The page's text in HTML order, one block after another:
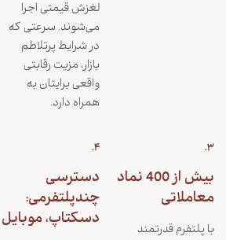
لغزش قیمتی اجرا
می‌شوند. سرعتی که
در شرایط پرتلاطم
بازار، مزیت رقابتی
واقعی برایتان به
همراه دارد.
3.
بیش از 400 نماد
معاملاتی
با پلتفرم قدرتمند
4.
دسترسی
چندپلتفرمی:
دسکتاپ، موبایل